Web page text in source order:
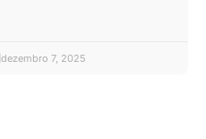
dezembro 7, 2025